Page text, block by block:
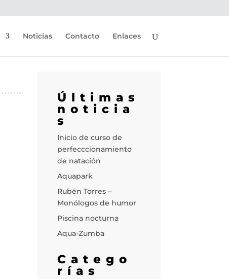
Noticias Contacto Enlaces
Últimas
noticia
s
Inicio de curso de
perfecccionamiento
de natación
Aquapark
Rubén Torres –
Monólogos de humor
Piscina nocturna
Aqua-Zumba
Catego
rías